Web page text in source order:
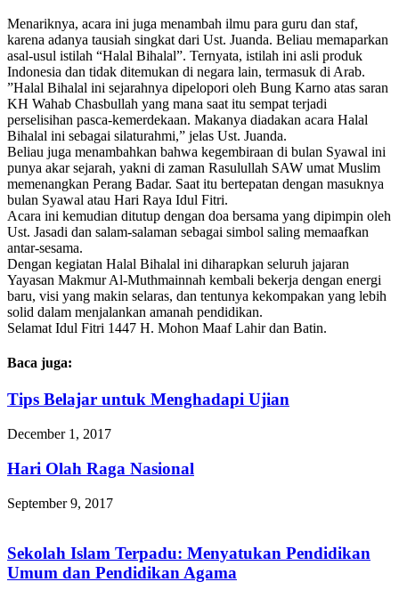
​Menariknya, acara ini juga menambah ilmu para guru dan staf,
karena adanya tausiah singkat dari Ust. Juanda. Beliau memaparkan
asal-usul istilah “Halal Bihalal”. Ternyata, istilah ini asli produk
Indonesia dan tidak ditemukan di negara lain, termasuk di Arab.
​”Halal Bihalal ini sejarahnya dipelopori oleh Bung Karno atas saran
KH Wahab Chasbullah yang mana saat itu sempat terjadi
perselisihan pasca-kemerdekaan. Makanya diadakan acara Halal
Bihalal ini sebagai silaturahmi,” jelas Ust. Juanda.
​Beliau juga menambahkan bahwa kegembiraan di bulan Syawal ini
punya akar sejarah, yakni di zaman Rasulullah SAW umat Muslim
memenangkan Perang Badar. Saat itu bertepatan dengan masuknya
bulan Syawal atau Hari Raya Idul Fitri.
​Acara ini kemudian ditutup dengan doa bersama yang dipimpin oleh
Ust. Jasadi dan salam-salaman sebagai simbol saling memaafkan
antar-sesama.
Dengan kegiatan ​Halal Bihalal ini diharapkan seluruh jajaran
Yayasan Makmur Al-Muthmainnah kembali bekerja dengan energi
baru, visi yang makin selaras, dan tentunya kekompakan yang lebih
solid dalam menjalankan amanah pendidikan.
​Selamat Idul Fitri 1447 H. Mohon Maaf Lahir dan Batin.
Baca juga:
Tips Belajar untuk Menghadapi Ujian
December 1, 2017
Hari Olah Raga Nasional
September 9, 2017
Sekolah Islam Terpadu: Menyatukan Pendidikan
Umum dan Pendidikan Agama